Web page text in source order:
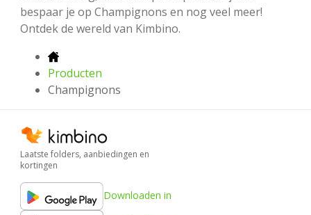
bespaar je op Champignons en nog veel meer!
Ontdek de wereld van Kimbino.
Producten
Champignons
Laatste folders, aanbiedingen en
kortingen
Downloaden in